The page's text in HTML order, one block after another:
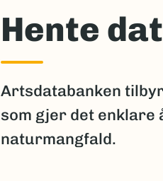
Hente
Artsdatabanken
som gjer det enklare
naturmangfald.